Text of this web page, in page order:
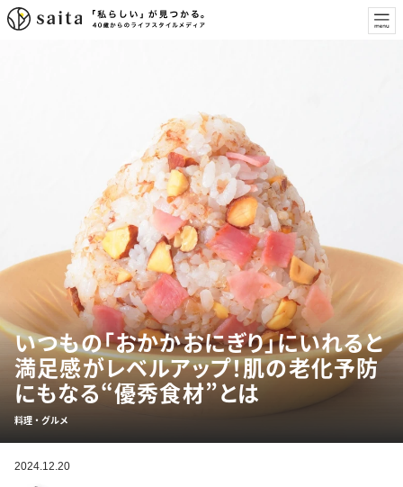
いつもの「おかかおにぎり」にいれると
満足感がレベルアップ！肌の老化予防
にもなる“優秀食材”とは
料理・グルメ
2024.12.20